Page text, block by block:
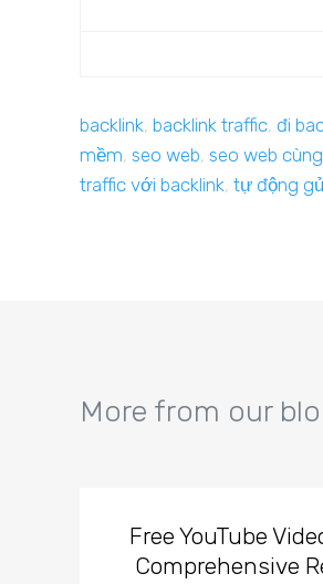
backlink, backlink traffic, đi
mềm, seo web, seo web
traffic với backlink, tự động
More from our
Free YouTube
Comprehensive